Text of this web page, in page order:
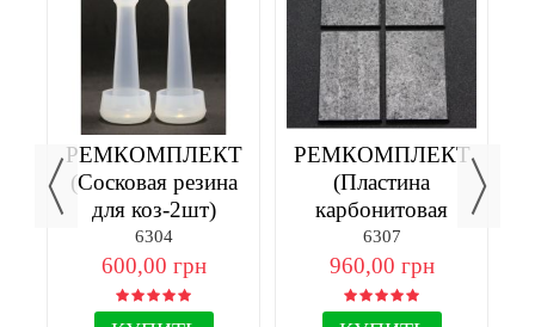
РЕМКОМПЛЕКТ
(Сосковая резина
для коз-2шт)
6304
600,00 грн
РЕМКОМПЛЕКТ
(Пластина
карбонитовая
70х45х5-4шт)
6307
960,00 грн